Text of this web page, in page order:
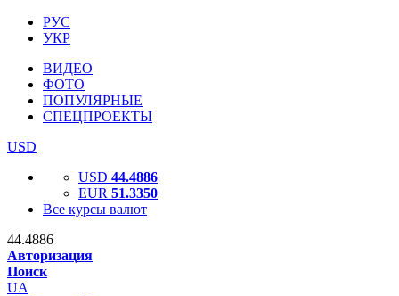
РУС
УКР
ВИДЕО
ФОТО
ПОПУЛЯРНЫЕ
СПЕЦПРОЕКТЫ
USD
USD 44.4886
EUR 51.3350
Все курсы валют
44.4886
Авторизация
Поиск
UA